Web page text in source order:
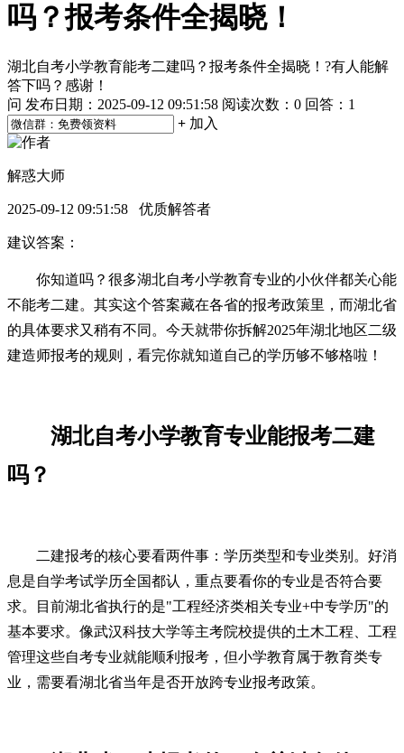
吗？报考条件全揭晓！
湖北自考小学教育能考二建吗？报考条件全揭晓！?有人能解
答下吗？感谢！
问 发布日期：2025-09-12 09:51:58 阅读次数： 0 回答：1
+ 加入
解惑大师
2025-09-12 09:51:58 优质解答者
建议答案：
你知道吗？很多湖北自考小学教育专业的小伙伴都关心能
不能考二建。其实这个答案藏在各省的报考政策里，而湖北省
的具体要求又稍有不同。今天就带你拆解2025年湖北地区二级
建造师报考的规则，看完你就知道自己的学历够不够格啦！
湖北自考小学教育专业能报考二建
吗？
二建报考的核心要看两件事：学历类型和专业类别。好消
息是自学考试学历全国都认，重点要看你的专业是否符合要
求。目前湖北省执行的是"工程经济类相关专业+中专学历"的
基本要求。像武汉科技大学等主考院校提供的土木工程、工程
管理这些自考专业就能顺利报考，但小学教育属于教育类专
业，需要看湖北省当年是否开放跨专业报考政策。